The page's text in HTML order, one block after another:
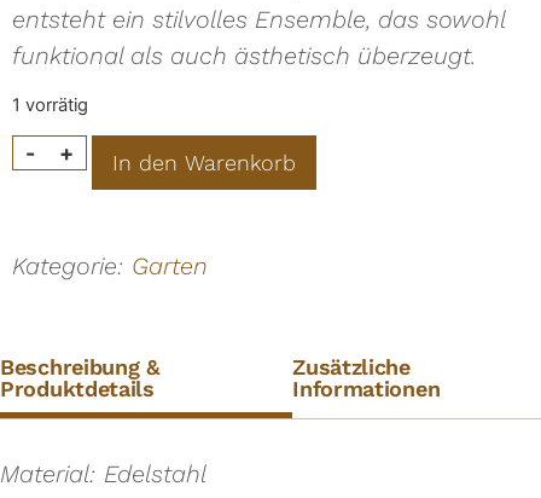
entsteht ein stilvolles Ensemble, das sowohl
funktional als auch ästhetisch überzeugt.
1 vorrätig
- + In den Warenkorb
Kategorie: Garten
Beschreibung &
Produktdetails
Zusätzliche
Informationen
Material: Edelstahl